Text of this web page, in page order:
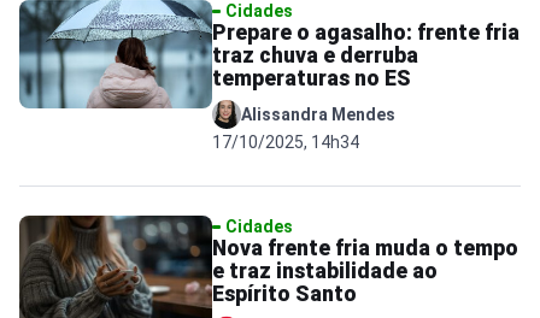
Cidades
Prepare o agasalho: frente fria
traz chuva e derruba
temperaturas no ES
Alissandra Mendes
17/10/2025, 14h34
Cidades
Nova frente fria muda o tempo
e traz instabilidade ao
Espírito Santo